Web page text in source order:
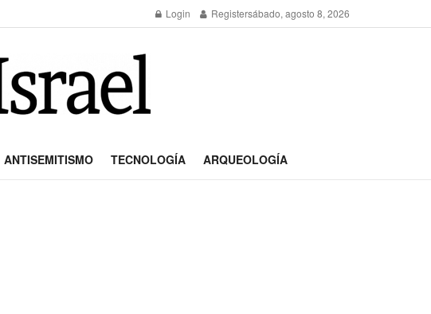
Login Registersábado, agosto 8, 2026
ANTISEMITISMO TECNOLOGÍA ARQUEOLOGÍA